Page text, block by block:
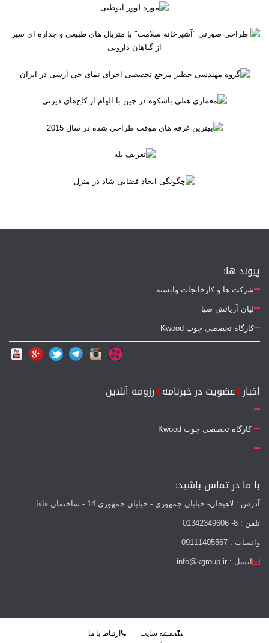
پیوند ها:
شرکت ها و کارخانجات وابسته
لیان آریاتش صبا
کارگاه تخصصی چوب Kwood
اخبار|عضویت در خبرنامه | رزومه آنلاین
کارگاه تخصصی چوب Kwood
با ما در تماس باشید:
آدرس : لاهیجان- خیابان جمهوری - خیابان جمهوری 14 - ساختمان فافا
تلفن : 8- 01342349606
واتساپ : 09111405567
ایمیل : info@kgroup.ir
نقشه سایت
ارتباط با ما